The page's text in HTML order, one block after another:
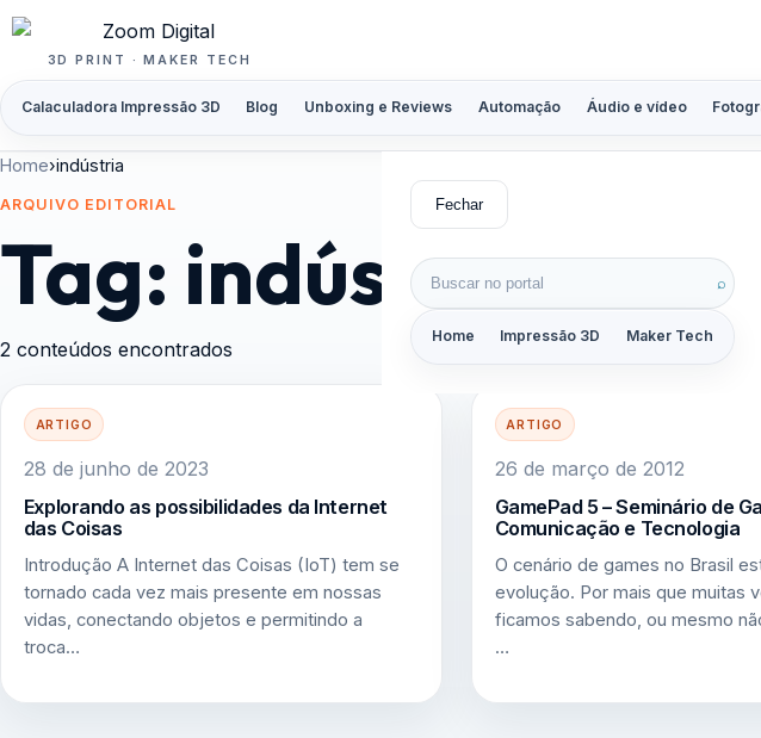
Pular para o conteúdo
3D PRINT · MAKER TECH
Calaculadora Impressão 3D Blog Unboxing e Reviews Automação Áudio e vídeo
Fechar
Buscar por: ⌕
Home Impressão 3D Maker Tech
Home›indústria
ARQUIVO EDITORIAL
Tag: indústria
2 conteúdos encontrados
ARTIGO
28 de junho de 2023
Explorando as possibilidades da Internet
das Coisas
Introdução A Internet das Coisas (IoT) tem se
tornado cada vez mais presente em nossas
vidas, conectando objetos e permitindo a
troca…
ARTIGO
26 de março de 2012
GamePad 5 – Seminário de
Comunicação e Tecnologia
O cenário de games no Brasil
evolução. Por mais que muitas
ficamos sabendo, ou mesmo
…